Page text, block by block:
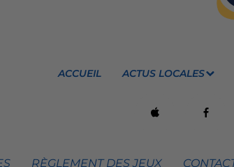
ACCUEIL ACTUS LOCALES
RÈGLEMENT DES JEUX